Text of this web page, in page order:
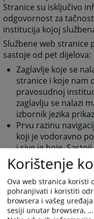
Stranice su isključivo
odgovornost za
institucija kojoj
Službene web stranice
sastoje od pet dijelova:
Zaglavlje koje se
stranice i koje nam
pravosudnoj
zaglavlju se nalazi
izbornik jezika
Prvu razinu
koji je vodoravno
i sive je boje.
Rad suda, Oglasna
javnošću, Kontakt.
određenu oblast
Nakon izbora
drugu razinu
postavljena ispod
Korištenje
Ova web stranica koristi
pohranjivati i koristiti
browsera i vašeg
sesiji unutar browsera,